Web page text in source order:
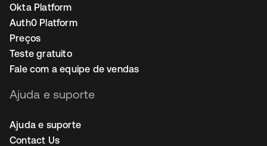
Okta Platform
Auth0 Platform
Preços
Teste gratuito
Fale com a equipe de vendas
Ajuda e suporte
Ajuda e suporte
Contact Us